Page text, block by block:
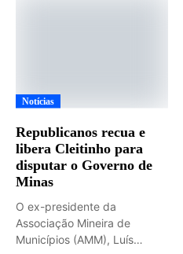
Notícias
Republicanos recua e
libera Cleitinho para
disputar o Governo de
Minas
O ex-presidente da
Associação Mineira de
Municípios (AMM), Luís